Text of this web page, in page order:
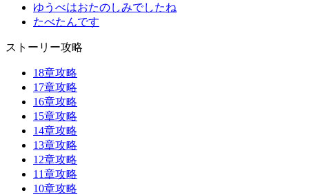
ゆうべはおたのしみでしたね
たべたんです
ストーリー攻略
18章攻略
17章攻略
16章攻略
15章攻略
14章攻略
13章攻略
12章攻略
11章攻略
10章攻略